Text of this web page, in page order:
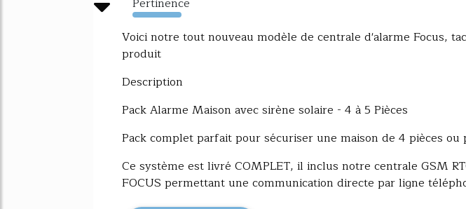
8228%
Voici notre tout nouveau modèle de centrale d'alarme Focus,
produit
Description
Pack Alarme Maison avec sirène solaire - 4 à 5 Pièces
Pack complet parfait pour sécuriser une maison de 4 pièces ou
Ce système est livré COMPLET, il inclus notre centrale GSM
FOCUS permettant une communication directe par ligne